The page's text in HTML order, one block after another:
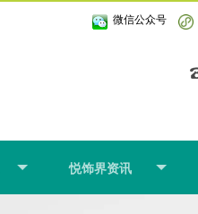
微信公众号
悦饰界资讯